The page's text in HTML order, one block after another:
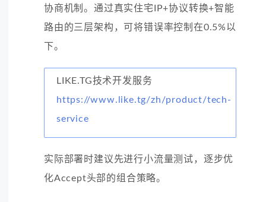
协商机制。通过真实住宅IP+协议转换+智能
路由的三层架构，可将错误率控制在0.5%以
下。
LIKE.TG技术开发服务
https://www.like.tg/zh/product/tech-
service
实际部署时建议先进行小流量测试，逐步优
化Accept头部的组合策略。